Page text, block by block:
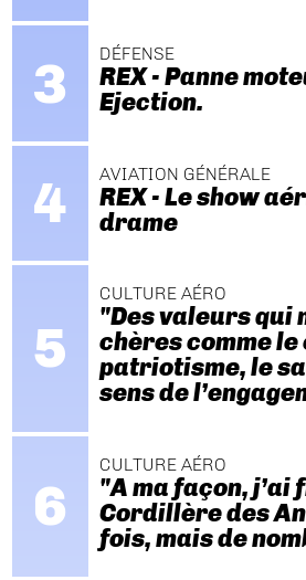
DÉFENSE
REX - Panne
Ejection.
AVIATION GÉNÉRALE
REX - Le show
drame
CULTURE AÉRO
"Des valeurs qui
chères comme
patriotisme, le
sens de
CULTURE AÉRO
"A ma façon, j’ai
Cordillère des
fois, mais de